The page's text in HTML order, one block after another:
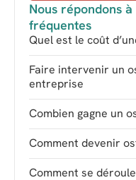
Nous répondons
fréquentes
Quel est le coût
Faire intervenir un
entreprise
Combien gagne un
Comment devenir
Comment se